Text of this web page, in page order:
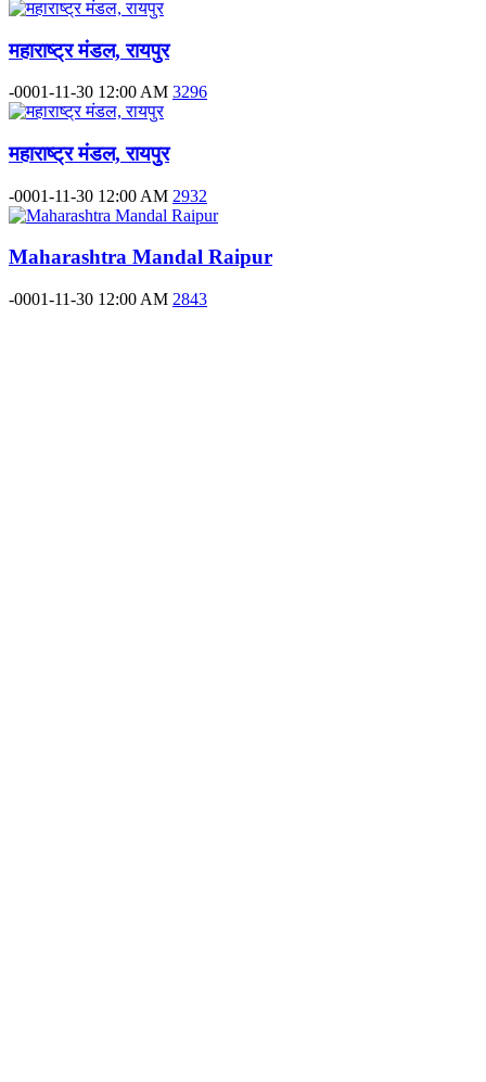
महाराष्ट्र मंडल, रायपुर
-0001-11-30 12:00 AM 3296
महाराष्ट्र मंडल, रायपुर
-0001-11-30 12:00 AM 2932
Maharashtra Mandal Raipur
-0001-11-30 12:00 AM 2843